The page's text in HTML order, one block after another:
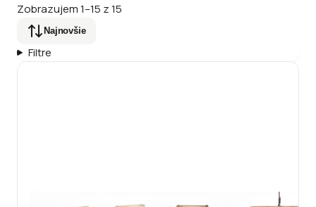
Zobrazujem1–15 z15
Najnovšie
Filtre